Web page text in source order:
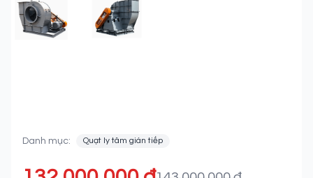
FEATURED IMAGEGALLERY IMAGE 1
Danh mục: Quạt ly tâm gián tiếp